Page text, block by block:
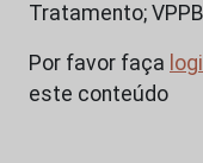
Tratamento;
Por favor faça
este conteúdo